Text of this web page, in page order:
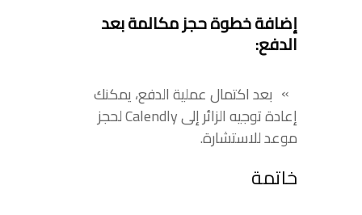
إضافة خطوة حجز مكالمة بعد
الدفع:
بعد اكتمال عملية الدفع، يمكنك
إعادة توجيه الزائر إلى Calendly لحجز
موعد للاستشارة.
خاتمة